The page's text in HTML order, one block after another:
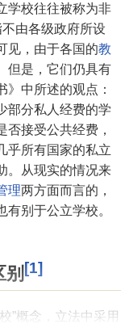
学校往往被称为非
由各级政府所设
见，由于各国的教
但是，它们仍具有
中所述的观点：
部分私人经费的学
接受公共经费，
乎所有国家的私立
。从现实的情况来
理两方面而言的，
有别于公立学校。
别[1]
概念，立法中采用